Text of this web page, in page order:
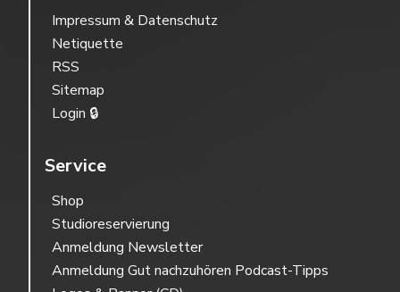
Impressum & Datenschutz
Netiquette
RSS
Sitemap
Login 🔒
Service
Shop
Studioreservierung
Anmeldung Newsletter
Anmeldung Gut nachzuhören Podcast-Tipps